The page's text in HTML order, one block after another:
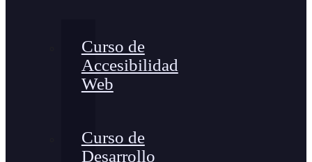
Curso de
Accesibilidad
Web
Curso de
Desarrollo